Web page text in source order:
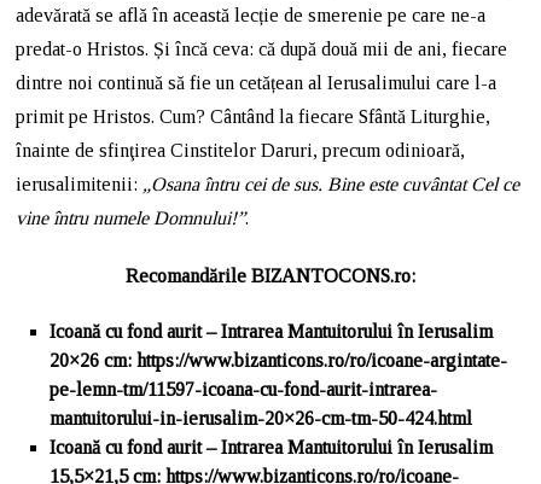
adevărată se află în această lecție de smerenie pe care ne-a
predat-o Hristos. Și încă ceva: că după două mii de ani, fiecare
dintre noi continuă să fie un cetățean al Ierusalimului care l-a
primit pe Hristos. Cum? Cântând la fiecare Sfântă Liturghie,
înainte de sfinţirea Cinstitelor Daruri, precum odinioară,
ierusalimitenii: „Osana întru cei de sus. Bine este cuvântat Cel ce
vine întru numele Domnului!”.
Recomandările BIZANTOCONS.ro:
Icoană cu fond aurit – Intrarea Mantuitorului în Ierusalim
20×26 cm: https://www.bizanticons.ro/ro/icoane-argintate-
pe-lemn-tm/11597-icoana-cu-fond-aurit-intrarea-
mantuitorului-in-ierusalim-20×26-cm-tm-50-424.html
Icoană cu fond aurit – Intrarea Mantuitoruluiîn Ierusalim
15,5×21,5 cm: https://www.bizanticons.ro/ro/icoane-